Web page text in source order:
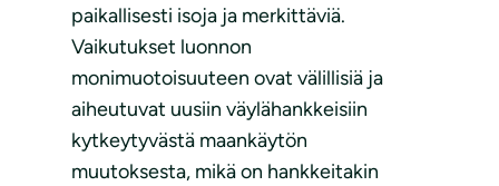
paikallisesti isoja ja merkittäviä.
Vaikutukset luonnon
monimuotoisuuteen ovat välillisiä ja
aiheutuvat uusiin väylähankkeisiin
kytkeytyvästä maankäytön
muutoksesta, mikä on hankkeitakin